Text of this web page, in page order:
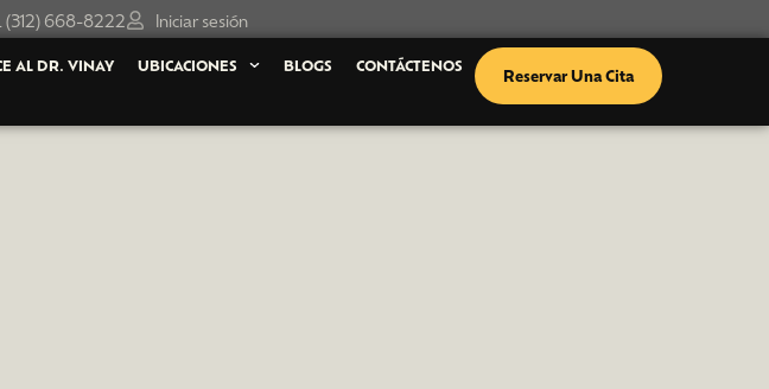
(312) 668-8222 Iniciar sesión
AL DR. VINAY UBICACIONES BLOGS CONTÁCTENOS Reservar Una Cita